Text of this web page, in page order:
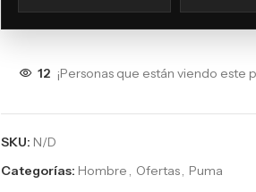
12 ¡Personas que están viendo este
SKU: N/D
Categorías: Hombre , Ofertas, Puma